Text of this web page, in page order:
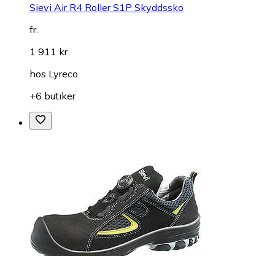
Sievi Air R4 Roller S1P Skyddssko
fr.
1 911 kr
hos Lyreco
+6 butiker